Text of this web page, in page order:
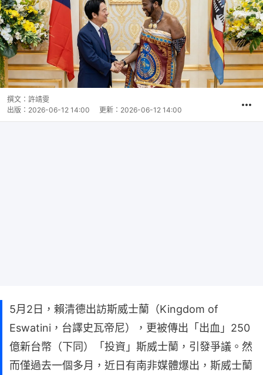
撰文： 許靖雯
出版： 2026-06-12 14:00 更新： 2026-06-12 14:00
5月2日，賴清德出訪斯威士蘭（Kingdom of
Eswatini，台譯史瓦帝尼），更被傳出「出血」250
億新台幣（下同）「投資」斯威士蘭，引發爭議。然
而僅過去一個多月，近日有南非媒體爆出，斯威士蘭